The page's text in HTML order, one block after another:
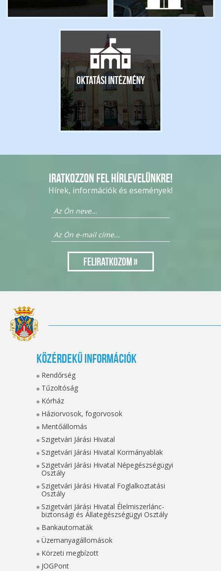
Oktatási intézmény
Iratkozzon fel hírlevelünkre!
Hírek, információk és események!
Közérdekű információk
Rendőrség
Tűzoltóság
Kórház
Háziorvosok, fogorvosok
Mentőállomás
Szigetvári Járási Hivatal
Szigetvári Járási Hivatal Kormányablak
Szigetvári Járási Hivatal Népegészségügyi
Osztály
Szigetvári Járási Hivatal Foglalkoztatási
Osztály
Szigetvári Járási Hivatal Élelmiszerlánc-
biztonsági és Állategészségügyi Osztály
Bankautomaták
Üzemanyagállomások
Körzeti megbízott
JOGPont